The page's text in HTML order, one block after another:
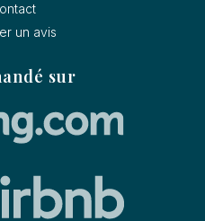
un avis
sur